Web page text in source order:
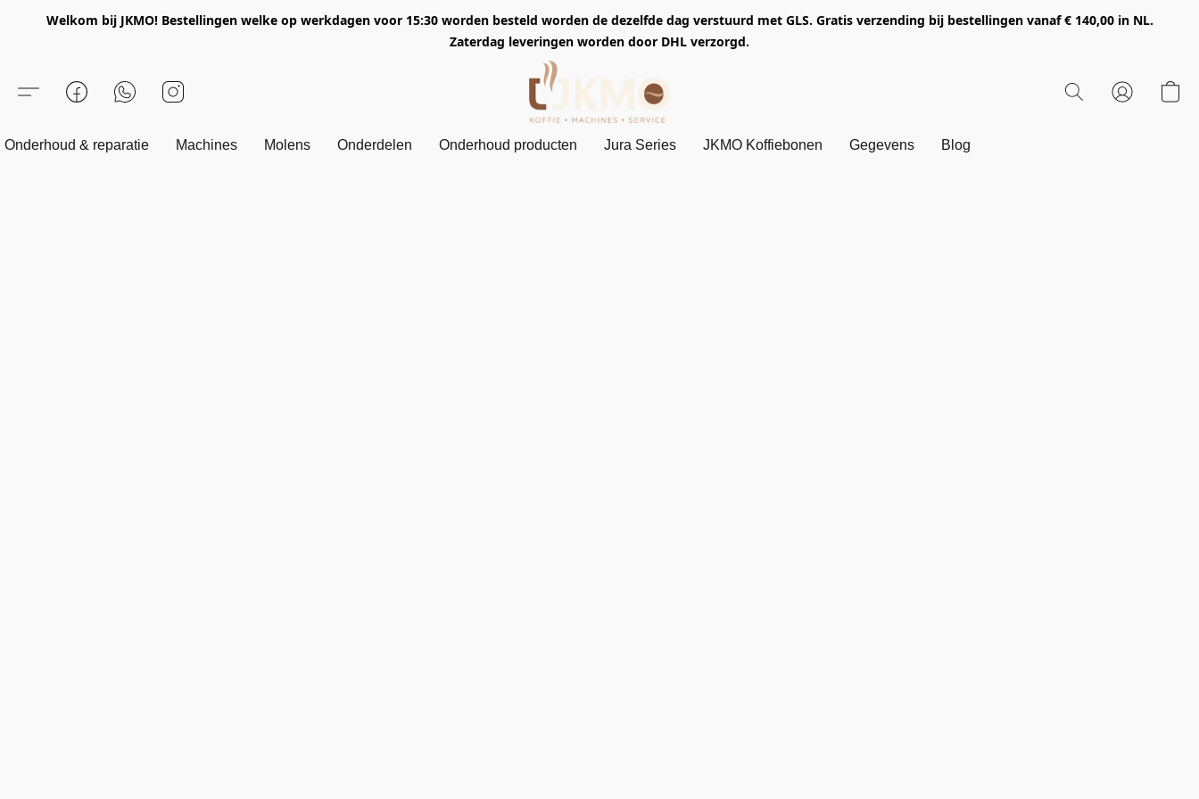
Welkom bij JKMO! Bestellingen welke op werkdagen voor 15:30 worden besteld worden de dezelfde dag verstuurd met GLS. Gratis verzending bij bestellingen vanaf € 140,00 in NL.
Zaterdag leveringen worden door DHL verzorgd.
Onderhoud & reparatie Machines Molens Onderdelen Onderhoud producten Jura Series JKMO Koffiebonen Gegevens Blog